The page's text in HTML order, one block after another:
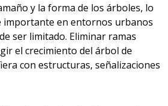
y la forma de los árboles, lo
importante en entornos urbanos
ser limitado. Eliminar ramas
el crecimiento del árbol de
con estructuras, señalizaciones